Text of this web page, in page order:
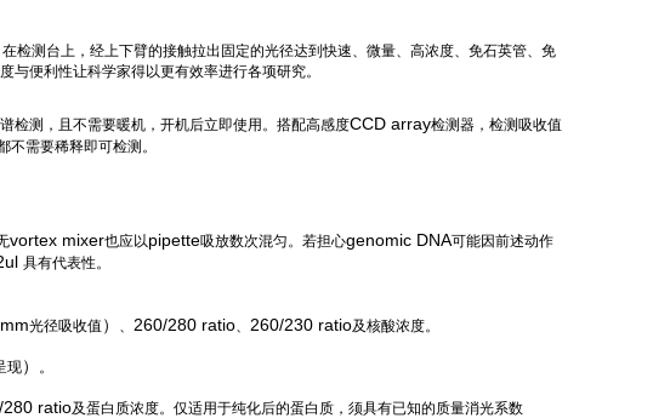
在检测台上，经上下臂的接触拉出固定的光径达到快速、微量、高浓度、免石英管、免
便利性让科学家得以更有效率进行各项研究。
检测，且不需要暖机，开机后立即使用。搭配高感度CCD array检测器，检测吸收值
不需要稀释即可检测。
vortex mixer也应以pipette吸放数次混匀。若担心genomic DNA可能因前述动作
具有代表性。
光径吸收值 ） 、 260/280 ratio、 260/230 ratio及核酸浓度。
现） 。
280 ratio及蛋白质浓度。仅适用于纯化后的蛋白质，须具有已知的质量消光系数